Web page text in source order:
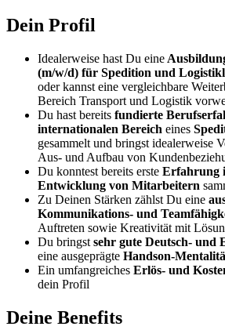
Dein Profil
Idealerweise hast Du eine
(m/w/d) für Spedition und
oder kannst eine vergleichbare
Bereich Transport und Logistik
Du hast bereits fundierte
internationalen Bereich eines
gesammelt und bringst idealerweise
Aus- und Aufbau von
Du konntest bereits erste Erfahrung
Entwicklung von Mitarbeitern
Zu Deinen Stärken zählst Du eine
Kommunikations- und
Auftreten sowie Kreativität mit
Du bringst sehr gute Deutsch- und
eine ausgeprägte Handson-
Ein umfangreiches Erlös- und
dein Profil
Deine Benefits